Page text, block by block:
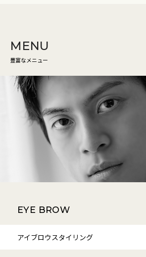
MENU
豊富なメニュー
EYE BROW
アイブロウスタイリング